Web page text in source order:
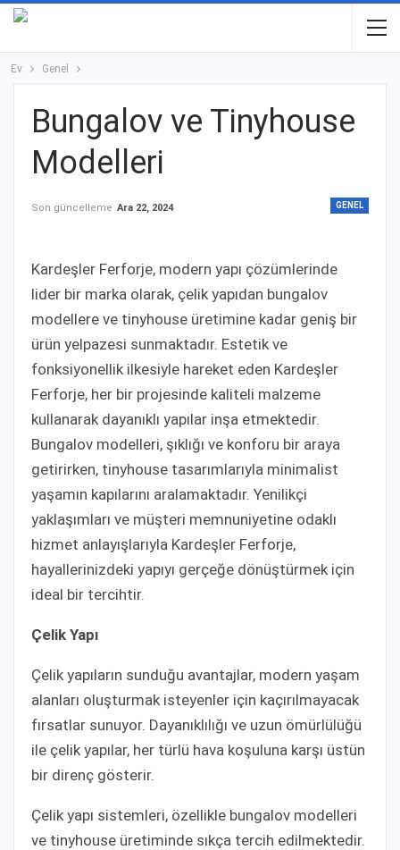
Ev Genel
Bungalov ve Tinyhouse
Modelleri
GENEL
Son güncelleme Ara 22, 2024
Kardeşler Ferforje, modern yapı çözümlerinde
lider bir marka olarak, çelik yapıdan bungalov
modellere ve tinyhouse üretimine kadar geniş bir
ürün yelpazesi sunmaktadır. Estetik ve
fonksiyonellik ilkesiyle hareket eden Kardeşler
Ferforje, her bir projesinde kaliteli malzeme
kullanarak dayanıklı yapılar inşa etmektedir.
Bungalov modelleri, şıklığı ve konforu bir araya
getirirken, tinyhouse tasarımlarıyla minimalist
yaşamın kapılarını aralamaktadır. Yenilikçi
yaklaşımları ve müşteri memnuniyetine odaklı
hizmet anlayışlarıyla Kardeşler Ferforje,
hayallerinizdeki yapıyı gerçeğe dönüştürmek için
ideal bir tercihtir.
Çelik Yapı
Çelik yapıların sunduğu avantajlar, modern yaşam
alanları oluşturmak isteyenler için kaçırılmayacak
fırsatlar sunuyor. Dayanıklılığı ve uzun ömürlülüğü
ile çelik yapılar, her türlü hava koşuluna karşı üstün
bir direnç gösterir.
Çelik yapı sistemleri, özellikle bungalov modelleri
ve tinyhouse üretiminde sıkça tercih edilmektedir.